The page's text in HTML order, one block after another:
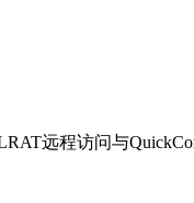
远程访问与